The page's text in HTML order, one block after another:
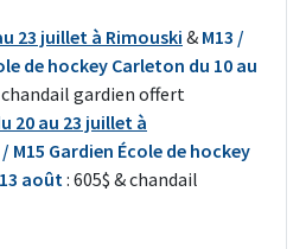
23 juillet à Rimouski & M13 /
de hockey Carleton du 10 au
chandail gardien offert
20 au 23 juillet à
/ M15 Gardien École de hockey
août: 605$ & chandail